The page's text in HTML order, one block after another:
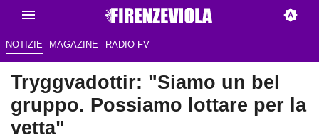
NOTIZIE MAGAZINE RADIO FV
Tryggvadottir: "Siamo un bel
gruppo. Possiamo lottare per la
vetta"